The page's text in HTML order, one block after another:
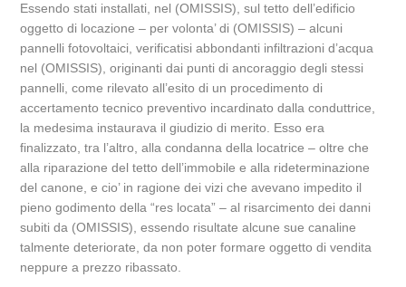
Essendo stati installati, nel (OMISSIS), sul tetto dell’edificio
oggetto di locazione – per volonta’ di (OMISSIS) – alcuni
pannelli fotovoltaici, verificatisi abbondanti infiltrazioni d’acqua
nel (OMISSIS), originanti dai punti di ancoraggio degli stessi
pannelli, come rilevato all’esito di un procedimento di
accertamento tecnico preventivo incardinato dalla conduttrice,
la medesima instaurava il giudizio di merito. Esso era
finalizzato, tra l’altro, alla condanna della locatrice – oltre che
alla riparazione del tetto dell’immobile e alla rideterminazione
del canone, e cio’ in ragione dei vizi che avevano impedito il
pieno godimento della “res locata” – al risarcimento dei danni
subiti da (OMISSIS), essendo risultate alcune sue canaline
talmente deteriorate, da non poter formare oggetto di vendita
neppure a prezzo ribassato.